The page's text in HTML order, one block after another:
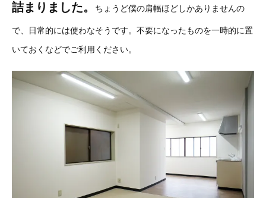
詰まりました。 ちょうど僕の肩幅ほどしかありませんの
で、日常的には使わなそうです。不要になったものを一時的に置
いておくなどでご利用ください。